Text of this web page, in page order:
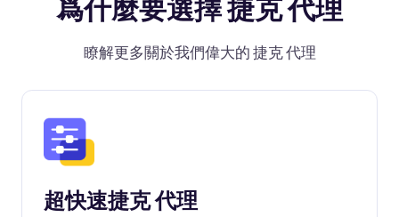
爲什麼要選擇 捷克 代理
瞭解更多關於我們偉大的 捷克 代理
超快速捷克 代理